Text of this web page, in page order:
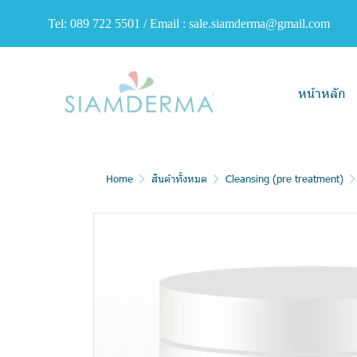
Tel: 089 722 5501 / Email : sale.siamderma@gmail.com
หน้าหลัก
Home สินค้าทั้งหมด Cleansing (pre treatment)